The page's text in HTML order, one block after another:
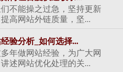
不能操之过急，坚持更新
高网站外链质量，坚...
验分析_如何选择...
年做网站经验，为广大网
述网站优化处理的关...